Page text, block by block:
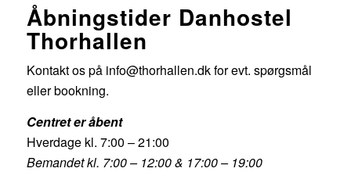
Åbningstider Danhostel
Thorhallen
Kontakt os på info@thorhallen.dk for evt. spørgsmål
eller bookning.
Centret er åbent
Hverdage kl. 7:00 – 21:00
Bemandet kl. 7:00 – 12:00 & 17:00 – 19:00